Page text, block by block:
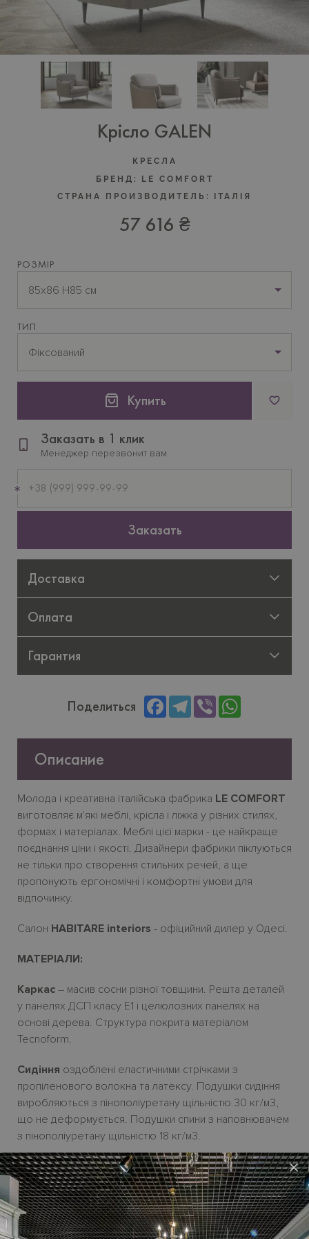
×
Крісло GALEN
КРЕСЛА
БРЕНД:
LE COMFORT
СТРАНА ПРОИЗВОДИТЕЛЬ:
ІТАЛІЯ
57 616 ₴
РОЗМІР
85х86 Н85 см
ТИП
Фіксований
Купить
Заказать в 1 клик
Менеджер перезвонит вам
телефон
Заказать
Доставка
Оплата
Гарантия
Поделиться FacebookTelegram
Viber
Описание
Молода і креативна італійська фабрика LE COMFORT
виготовляє м'які меблі, крісла і ліжка у різних стилях,
формах і матеріалах. Меблі цієї марки - це найкраще
поєднання ціни і якості. Дизайнери фабрики піклуються
не тільки про створення стильних речей, а ще
пропонують ергономічнi і комфортнi умови для
відпочинку.
Салон HABITARE interiors - офіцийний дилер у Одесі.
МАТЕРІАЛИ:
Каркас – масив сосни різної товщини. Решта деталей
у панелях ДСП класу Е1 і целюлозних панелях на
основі дерева. Структура покрита матеріалом
Tecnoform.
Сидіння оздоблені еластичними стрічками з
пропіленового волокна та латексу. Подушки сидіння
виробляються з пінополіуретану щільністю 30 кг/м3,
що не деформується. Подушки спини з наповнювачем
з пінополіуретану щільністю 18 кг/м3.
Покриття– знiмнiчохли з тканини, частково знiмнiз
екошкiри і еконубуку.
Ніжки– металеві H17см у чорному кольорі.